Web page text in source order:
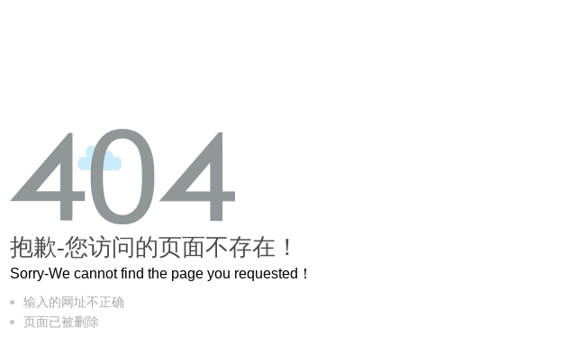
抱歉-您访问的页面不存在！
Sorry-We cannot find the page you requested！
输入的网址不正确
页面已被删除